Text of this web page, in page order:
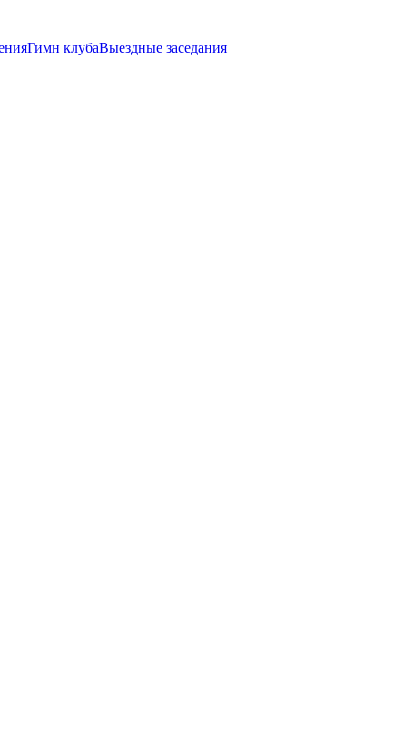
Гимн клубаВыездные заседания